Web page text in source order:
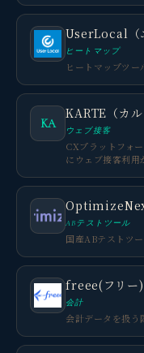
UserLocal（
ヒートマップ
ヒートマップツ
KA
KARTE（カル
ウェブ接客
CXプラットフォ
にウェブ接客利用
ABテストツール
国産ABテストツ
freee(フリー)
会計
会計データを扱